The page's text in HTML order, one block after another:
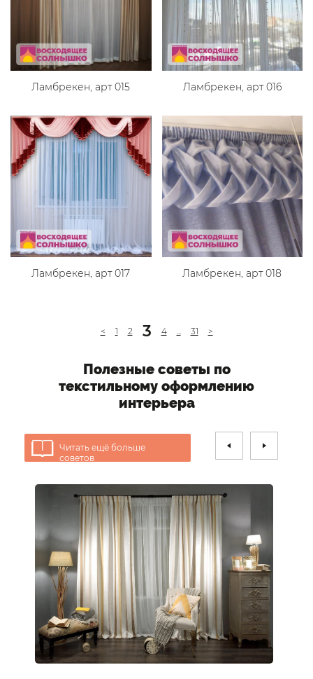
Ламбрекен, арт 015 Ламбрекен, арт 016
Ламбрекен, арт 017 Ламбрекен, арт 018
< 1 2 3 4 ... 31 >
Полезные советы по
текстильному оформлению
интерьера
Читать ещё больше
советов